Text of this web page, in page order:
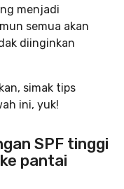
menjadi
semua akan
diinginkan
simak tips
ini, yuk!
SPF tinggi
pantai